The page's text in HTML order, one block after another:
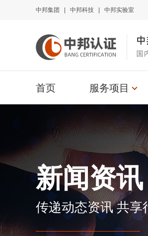
中邦集团 中邦科技 中邦实验室
国
首页 服务项目
新闻资讯
传递动态资讯 共享